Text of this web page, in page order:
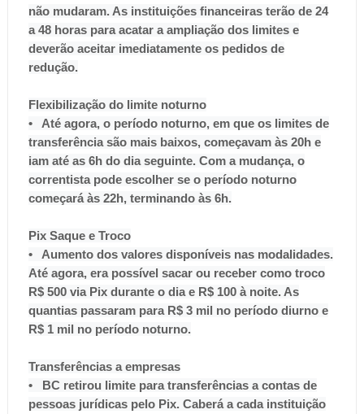
não mudaram. As instituições financeiras terão de 24
a 48 horas para acatar a ampliação dos limites e
deverão aceitar imediatamente os pedidos de
redução.
Flexibilização do limite noturno
• Até agora, o período noturno, em que os limites de
transferência são mais baixos, começavam às 20h e
iam até as 6h do dia seguinte. Com a mudança, o
correntista pode escolher se o período noturno
começará às 22h, terminando às 6h.
Pix Saque e Troco
• Aumento dos valores disponíveis nas modalidades.
Até agora, era possível sacar ou receber como troco
R$ 500 via Pix durante o dia e R$ 100 à noite. As
quantias passaram para R$ 3 mil no período diurno e
R$ 1 mil no período noturno.
Transferências a empresas
• BC retirou limite para transferências a contas de
pessoas jurídicas pelo Pix. Caberá a cada instituição